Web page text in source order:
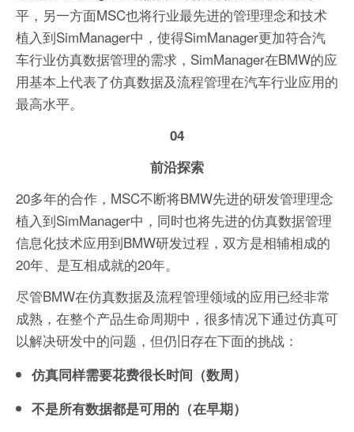
平，另一方面MSC也将行业最先进的管理理念和技术
植入到SimManager中，使得SimManager更加符合汽
车行业仿真数据管理的需求，SimManager在BMW的应
用基本上代表了仿真数据及流程管理在汽车行业应用的
最高水平。
04
前沿探索
20多年的合作，MSC不断将BMW先进的研发管理理念
植入到SimManager中，同时也将先进的仿真数据管理
信息化技术应用到BMW研发过程，双方是相辅相成的
20年、是互相成就的20年。
尽管BMW在仿真数据及流程管理领域的应用已经非常
成熟，在整个产品生命周期中，很多情况下通过仿真可
以解决研发中的问题，但仍旧存在下面的挑战：
仿真同样需要花费很长时间（数周）
不是所有数据都是可用的（在早期）